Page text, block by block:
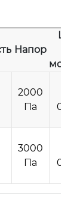
Напор
2000
Па
000
3000
Па
000